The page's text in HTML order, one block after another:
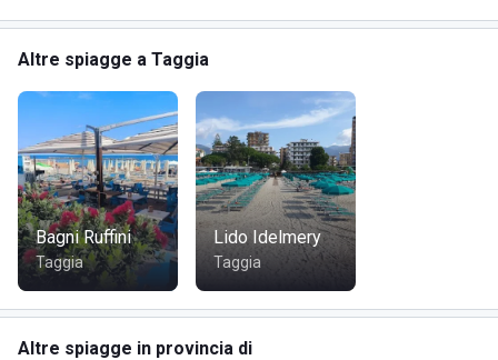
COME RAGGIUNGERE
In auto: inserisci l’indirizzo nel navigatore.
Con i mezzi pubblici: raggiungi Taggia e prosegui verso il
Lungomare di Levante seguendo la segnaletica locale.
A piedi: se ti trovi già in zona mare, raggiungi il Lungomare
di Levante e prosegui fino alla struttura.
Altre spiagge a Taggia
Bagni Ruffini
Taggia
Lido Idelmery
Taggia
Altre spiagge in provincia di